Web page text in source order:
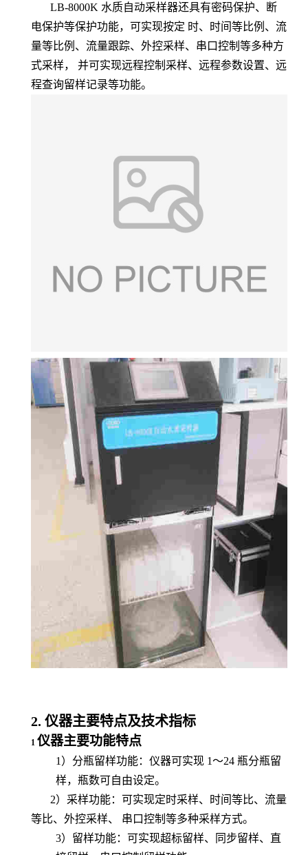
LB-8000K 水质自动采样器还具有密码保护、断
电保护等保护功能，可实现按定 时、时间等比例、流
量等比例、流量跟踪、外控采样、串口控制等多种方
式采样， 并可实现远程控制采样、远程参数设置、远
程查询留样记录等功能。
2. 仪器主要特点及技术指标
1 仪器主要功能特点
1）分瓶留样功能：仪器可实现 1～24 瓶分瓶留
样，瓶数可自由设定。
2）采样功能：可实现定时采样、时间等比、流量
等比、外控采样、 串口控制等多种采样方式。
3）留样功能：可实现超标留样、同步留样、直